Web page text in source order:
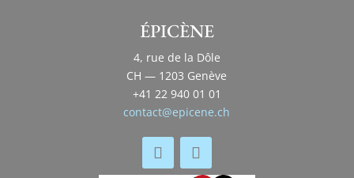
ÉPICÈNE
4, rue de la Dôle
CH — 1203 Genève
+41 22 940 01 01
contact@epicene.ch